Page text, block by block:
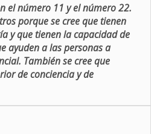
el número 11 y el número 22.
porque se cree que tienen
y que tienen la capacidad de
ayuden a las personas a
También se cree que
de conciencia y de